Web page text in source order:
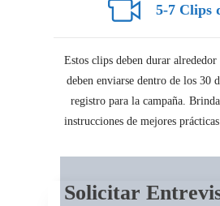
5-7 Clips
Estos clips deben durar alrededor
deben enviarse dentro de los 30
registro para la campaña.
instrucciones de mejores
Solicitar